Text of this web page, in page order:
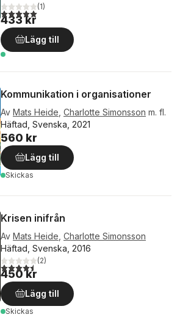
5,0utav 5 stjärnor. Totalt antal röster:
(1)
433 kr
Lägg till
Kommunikation i organisationer
Av Mats Heide Charlotte Simonsson m. fl.
Häftad, Svenska, 2021
560 kr
Lägg till
Skickas
Krisen inifrån
Av Mats Heide Charlotte Simonsson
Häftad, Svenska, 2016
4,5utav 5 stjärnor. Totalt antal röster:
(2)
450 kr
Lägg till
Skickas